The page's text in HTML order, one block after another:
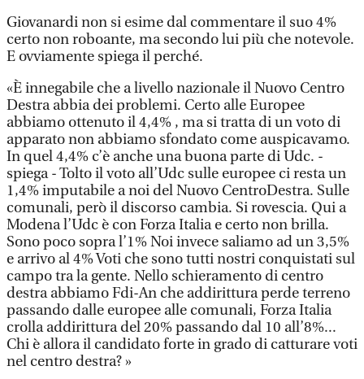
Giovanardi non si esime dal commentare il suo 4%
certo non roboante, ma secondo lui più che notevole.
E ovviamente spiega il perché.
«È innegabile che a livello nazionale il Nuovo Centro
Destra abbia dei problemi. Certo alle Europee
abbiamo ottenuto il 4,4% , ma si tratta di un voto di
apparato non abbiamo sfondato come auspicavamo.
In quel 4,4% c’è anche una buona parte di Udc. -
spiega - Tolto il voto all’Udc sulle europee ci resta un
1,4% imputabile a noi del Nuovo CentroDestra. Sulle
comunali, però il discorso cambia. Si rovescia. Qui a
Modena l’Udc è con Forza Italia e certo non brilla.
Sono poco sopra l’1% Noi invece saliamo ad un 3,5%
e arrivo al 4% Voti che sono tutti nostri conquistati sul
campo tra la gente. Nello schieramento di centro
destra abbiamo Fdi-An che addirittura perde terreno
passando dalle europee alle comunali, Forza Italia
crolla addirittura del 20% passando dal 10 all’8%...
Chi è allora il candidato forte in grado di catturare voti
nel centro destra? »